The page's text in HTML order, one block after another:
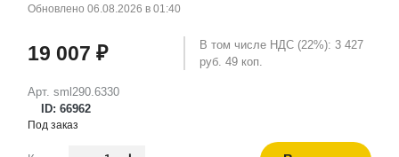
Арт. sml290.6330
ID: 66962
Обновлено 06.08.2026 в 01:40
19 007 ₽
В том числе НДС (22%): 3 427
руб. 49 коп.
Под заказ